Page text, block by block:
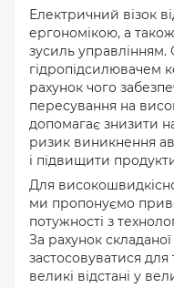
Електричний візок
ергономікою, а
зусиль
гідропідсилювачем
рахунок чого
пересування на
допомагає знизити
ризик виникнення
і підвищити
Для
ми пропонуємо
потужності з
За рахунок
застосовуватися
великі відстані у